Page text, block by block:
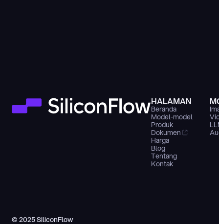
HALAMAN
Beranda
Model-model
Produk
Dokumen
Harga
Blog
Tentang
Kontak
© 2025 SiliconFlow